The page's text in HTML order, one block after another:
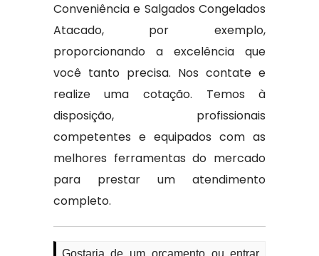
Conveniência e Salgados Congelados
Atacado, por exemplo,
proporcionando a excelência que
você tanto precisa. Nos contate e
realize uma cotação. Temos à
disposição, profissionais
competentes e equipados com as
melhores ferramentas do mercado
para prestar um atendimento
completo.
Gostaria de um orçamento ou entrar